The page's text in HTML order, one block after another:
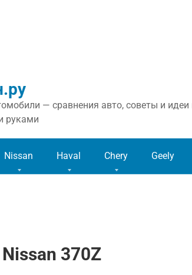
— сравнения авто, советы и идеи
руками
Nissan Haval Chery Geely
370Z